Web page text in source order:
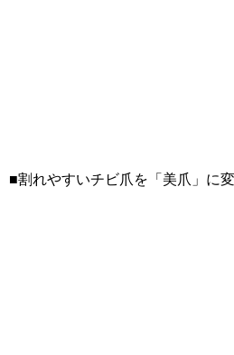
■割れやすいチビ爪を「美爪」に